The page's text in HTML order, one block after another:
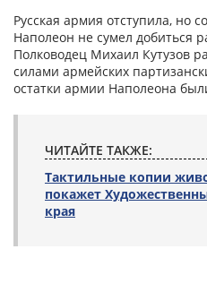
Русская армия отступила, но
Наполеон не сумел добиться
Полководец Михаил Кутузов
силами армейских
остатки армии Наполеона
ЧИТАЙТЕ ТАКЖЕ:
Тактильные копии
покажет
края